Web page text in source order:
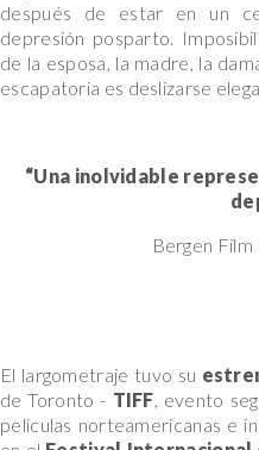
después de estar en un
depresión posparto.
de la esposa, la madre, la
escapatoria es deslizarse
“Una inolvidable
Bergen
El largometraje tuvo su
de Toronto - TIFF, evento
películas norteamericanas e